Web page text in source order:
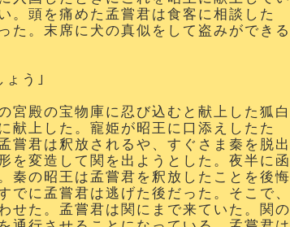
。頭を痛めた孟嘗君は食客に相談した
た。末席に犬の真似をして盗みができる
ょう｣
宮殿の宝物庫に忍び込むと献上した狐白
献上した。寵姫が昭王に口添えしたた
嘗君は釈放されるや、すぐさま秦を脱出
を変造して関を出ようとした。夜半に函
秦の昭王は孟嘗君を釈放したことを後悔
でに孟嘗君は逃げた後だった。そこで、
せた。孟嘗君は関にまで来ていた。関の